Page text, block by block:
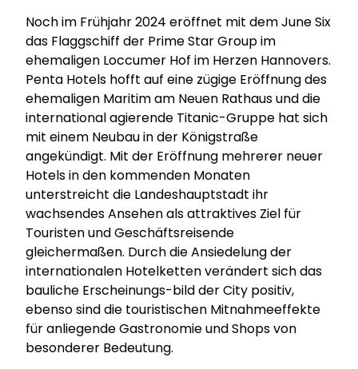
Noch im Frühjahr 2024 eröffnet mit dem June Six
das Flaggschiff der Prime Star Group im
ehemaligen Loccumer Hof im Herzen Hannovers.
Penta Hotels hofft auf eine zügige Eröffnung des
ehemaligen Maritim am Neuen Rathaus und die
international agierende Titanic-Gruppe hat sich
mit einem Neubau in der Königstraße
angekündigt. Mit der Eröffnung mehrerer neuer
Hotels in den kommenden Monaten
unterstreicht die Landeshauptstadt ihr
wachsendes Ansehen als attraktives Ziel für
Touristen und Geschäftsreisende
gleichermaßen. Durch die Ansiedelung der
internationalen Hotelketten verändert sich das
bauliche Erscheinungs-bild der City positiv,
ebenso sind die touristischen Mitnahmeeffekte
für anliegende Gastronomie und Shops von
besonderer Bedeutung.